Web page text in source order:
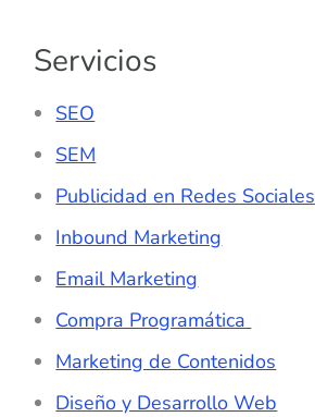
Servicios
SEO
SEM
Publicidad en Redes Sociales
Inbound Marketing
Email Marketing
Compra Programática
Marketing de Contenidos
Diseño y Desarrollo Web